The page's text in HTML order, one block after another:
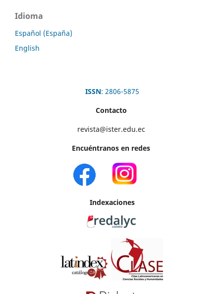
Idioma
Español (España)
English
ISSN: 2806-5875
Contacto
revista@ister.edu.ec
Encuéntranos en redes
Indexaciones